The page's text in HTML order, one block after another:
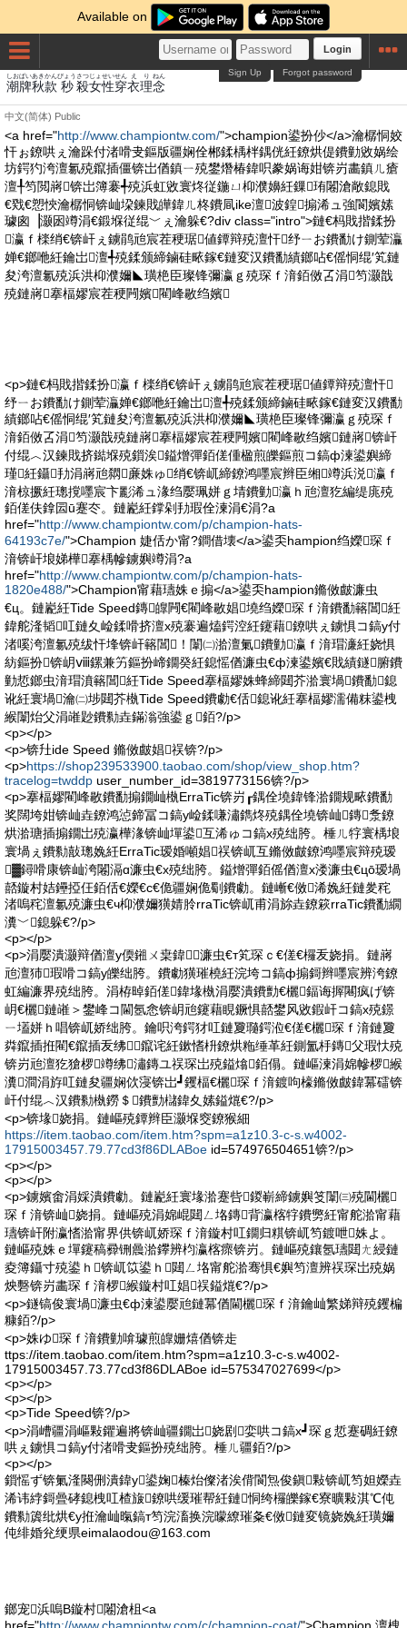
Available on
Login
Forgot password
Sign Up
潮
しお
牌
ぱい
秋
あき
款
かん
秒
びょう
殺
さつ
女性
じょせい
穿
せん
衣理
えり
念
ねん
中文(简体) Public
<a href="http://www.championtw.com/">champion鍙扮仯</a>瀹樼恫姣
忓ぉ鐐哄ぇ瀹跺付渚嗗叏鏂版疆娴佺郴鍒楀柈鍝侊紝鐐烘偍鐨勭敓娲绘
坊鍔犳洿澶氱殑鑹插僵锛岀偤鎮ㄧ殑鐢熸椿鍏呮豢娲诲姏锛岃畵鎮ㄦ瘡
澶╀笉閲嶈锛岀簿褰╃殑浜虹敓寰炵従鍦ㄩ枊濮嬶紝鏁珛闂滄敞鎴戝
€戣€愬悏瀹樼恫锛屾垜鍊戝皣鍏ㄦ柊鐨凬ike澶波鍠搧浠ュ強閬嬪嫊
璩囪▕灏囦竴涓€鍛堢従绲﹀ぇ瀹躲€?div class="intro">鏈€杩戝揩鍒扮
瀛ｆ檪绡€锛屽ぇ鐪鹃兘宸茬稉琚値鐔辩殑澶忓纾ㄧお鐨勫け鍘荤灜
婵€鎯咃紝鑰岀澶╃殑鍒颁締鏀硅畩鎵€鏈変汉鐨勫績鎯呫€傜恫绲′笂鏈
夋洿澶氱殑浜洪枊濮嬭◣璜栬臣璨锋彌瀛ｇ殑琛ｆ湇銆傚叾涓笉灏戠
殑鏈嶈搴楅嫪宸茬稉闁嬪閵峰敭绉嬪
<p>鏈€杩戝揩鍒扮瀛ｆ檪绡€锛屽ぇ鐪鹃兘宸茬稉琚値鐔辩殑澶忓
纾ㄧお鐨勫け鍘荤灜婵€鎯咃紝鑰岀澶╃殑鍒颁締鏀硅畩鎵€鏈変汉鐨勫
績鎯呫€傜恫绲′笂鏈夋洿澶氱殑浜洪枊濮嬭◣璜栬臣璨锋彌瀛ｇ殑琛ｆ
湇銆傚叾涓笉灏戠殑鏈嶈搴楅嫪宸茬稉闁嬪閵峰敭绉嬪鏈嶈锛屽
付绲︿汉鍊戝挤鐑堢殑鎻涘鎰熷彈銆傞偅楹煎皪鏂煎コ鎬ф湅鍙嬩締
瑾紝鑷劧涓嶈兘閷亷姝ゅ绡€锛屼締鐐鸿嚜宸辫臣缃竴浜涚瀛ｆ
湇椋撅紝璁撹嚜宸卞彲浠ュ湪绉嬮珮姘ｇ埥鐨勭瀛ｈ兘澶犵編缇庣殑
銆傞伕鎿囩ū蹇冭。鏈嶏紝鐣剁劧瑕佺湅涓€涓?a
href="http://www.championtw.com/p/champion-hats-
64193c7e/">Champion 婕佸か甯?鐧借壊</a>鍙奀hampion绉嬫琛ｆ
湇锛屽埌娣樺搴楀幓鐪嬩竴涓?a
href="http://www.championtw.com/p/champion-hats-
1820e488/">Champion甯藉瓙姝ｅ搧</a>鍙奀hampion鏅傚皻濂虫
€ц。鏈嶏紝Tide Speed鏄皥闁€閵峰敭娼墝绉嬫琛ｆ湇鐨勫簵閶紝
鍏舵湰韬叿鏈夊崄鍒嗗挤澶х殑褰遍熆鍔涳紝鑳藉鐐哄ぇ鐪惧コ鎬у付
渚嗘洿澶氱殑绂忓埄锛屽簵閶！闈㈡湁澶氭鐨勭瀛ｆ湇瑁濓紝娆惧
紡鏂扮锛岄ⅷ鏍兼竻鏂扮崹鐗癸紝鎴愮偤濂虫€ф湅鍙嬪€戝績鐩腑鐨
勭悊鎯虫湇瑁濆簵閶紝Tide Speed搴楅嫪姝蜂締閮芥湁寰堝鐨勫鎴
讹紝寰堝瀹㈡埗閮芥槸Tide Speed鐨勮€佸鎴讹紝搴楅嫪濡備粖鍙栧
緱闈炲父涓嶉尟鐨勬垚鏋滃強鍙ｇ銆?/p>
<p></p>
<p>锛圱ide Speed 鏅傚皻娼祦锛?/p>
<p>https://shop239533900.taobao.com/shop/view_shop.htm?
tracelog=twddp user_number_id=3819773156锛?/p>
<p>搴楅嫪閵峰敭鐨勫搧鐗屾槸ErraTic锛岃┎鍝佺墝鍏锋湁鐗规畩鐨勫
奖闊垮姏锛屾垚鐐鸿惉鍗冨コ鎬у崄鍒嗛潚鐫炵殑鍝佺墝锛屾鏄洜鐐
烘湁瑭插搧鐗岀殑瀛樺湪锛屾墠鍙互浠ゅコ鎬х殑绌胯。棰ㄦ牸寰楀埌
寰堝ぇ鐨勬敼璁婏紝ErraTic瑷婚噸娼祦锛屼互鏅傚皻鐐鸿嚜宸辩殑瑷
▓鐞嗗康锛屾洿闂滆ɑ濂虫€х殑绌胯。鎰熷彈銆傜偤澶х溇濂虫€цō瑷堝
嚭鏇村姞鑸掗仼銆佸€嬫€с€佹疆娴佹劅鐨勮。鏈嶃€傚浠婏紝鏈夎秺
渚嗚秺澶氱殑濂虫€ч枊濮嬭獚婧朎rraTic锛屼甫涓旀垚鐐篍rraTic鐨勫繝
瀵﹀鎴躲€?/p>
<p></p>
<p>涓嬮潰灏辩偤澶у偄鎺ㄨ枽鍏╂濂虫€т笂琛ｃ€傞€欏叐娆捐。鏈嶈
兘澶犻瑕嗗コ鎬у皪绌胯。鐨勮獚璀橈紝浣垮コ鎬ф搧鎶辫嚜宸辨洿鐐
虹編濂界殑绌胯。涓栫晫銆傞鍏堟槸涓嬮潰鐨勯€欐鍢诲搱闀疯げ锛
岄€欐鏈嶉＞鐢峰コ閫氬悆锛岄兘鑳藉睍鐝惧嚭鐢风敓鍜屽コ鎬х殑鐛
ㄧ壒姘ｈ唱锛屼娇绌胯。鑰呮洿鍔犲叿鏈夐瓍鍔涖€傞€欐琛ｆ湇鏈夐
粦鑹插拰閵€鑹插叐绋鑹诧紝鏉愭枡鐐烘粚缍革紝鍘氳杽鏄父瑕忕殑
锛岃兘澶犵獊椤竴绋潚鏄ユ祦琛岀殑鎰熻銆傝。鏈嶇湅涓婂幓椤緱
瀵澗涓斿叿鏈夋疆娴佽寖锛岀┛钁楅€欐琛ｆ湇鍍呴檺鏅傚皻鍏冪礌锛
屽付绲︿汉鐨勬槸鐒＄鐨勯櫧鍏夊嫊鎰熴€?/p>
<p>锛堟娆捐。鏈嶇殑鐔辫臣灏堢窔鐐猴細
https://item.taobao.com/item.htm?spm=a1z10.3-c-s.w4002-
17915003457.79.77cd3f86DLABoe id=574976504651锛?/p>
<p></p>
<p></p>
<p>鐪嬪畬涓婇潰鐨勮。鏈嶏紝寰堟湁蹇呰鍐嶄締鐪嬩笅闈㈢殑閫欐
琛ｆ湇锛屾娆捐。鏈嶇殑涓婂崐閮ㄥ垎鏄背瀛楁牸鐨勶紝甯舵湁甯藉
瓙锛屽附瀛愭湁甯界供锛屼娇琛ｆ湇鏇村叿鐗归粸锛屼笉鍍呭姝よ。
鏈嶇殑姝ｅ墠鑳稿彛铏曟湁鑻辨枃瀛楁瘝锛岃。鏈嶇殑鑲氬瓙閮ㄤ綅鏈
夌簿鑷寸殑鍙ｈ锛屼笖鍙ｈ閮ㄥ垎甯舵湁骞惧€嬩笉澶辨祦琛岀殑娲
炴礊锛岃畵琛ｆ湇椤緱鏇村叿娼祦鎰熴€?/p>
<p>鐩镐俊寰堝濂虫€ф湅鍙嬮兘鏈冪偤閫欐琛ｆ湇鑰屾繁娣辩殑钁楄
糠銆?/p>
<p>姝ゆ琛ｆ湇鐨勭啽璩煎皥姗熺偤锛歨
ttps://item.taobao.com/item.htm?spm=a1z10.3-c-s.w4002-
17915003457.73.77cd3f86DLABoe id=575347027699</p>
<p></p>
<p></p>
<p>Tide Speed锛?/p>
<p>涓嶆疆涓嶇敤鑺遍將锛屾疆鐗岀娆剧娈哄コ鎬х┛琛ｇ悊蹇碉紝鐐
哄ぇ鐪惧コ鎬у付渚嗗叏鏂扮殑绌胯。棰ㄦ疆銆?/p>
<p></p>
鎻愮ず锛氭湰闋侀潰鍏у鍙婅榛炲儏渚涘偝閬炰俊鎭敤锛屼笉妲嬫垚
浠讳綍鎶曡硣鎴栧叿楂旇鐐哄缓璀帮紝鏈恫绔欏皪鎵€寮曠敤淇℃伅
鐨勬簴纰烘€у拰瀹屾暣鎬т笉浣滀换浣曚繚璀夈€傚鏈変镜娆婏紝璜嬭
伅绯婚兊绠県eimalaodou@163.com
鎯宠浜嗚В鏇村闂滄柤<a